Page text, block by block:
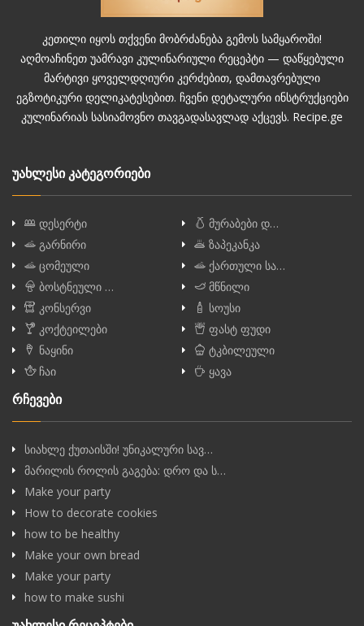
კეთილი იყოს თქვენი მობრძანება გემოს სამყაროში!
აღმოაჩინეთ უამრავი კულინარიული რეცეპტი — დაწყებული
მარტივი ყოველდღიური კერძებით, დამთავრებული
ეგზოტიკური დელიკატესებით. ჩვენი დეტალური ინსტრუქციები
კულინარიას სასიამოვნო თავგადასავლად აქცევს. Recipe.ge
უახლესი კატეგორიები
დესერტი
მურაბები დ…
გარნირი
ზაპეკანკა
ცომეული
ქართული სა…
ბოსტნეული …
მწნილი
კონსერვი
სოუსი
კოქტეილები
ფასტ ფუდი
ნაყინი
ტკბილეული
ჩაი
ყავა
რჩევები
სიახლე ქუთაისში! უნიკალური სავ…
მარილის როლის გაგება: დრო და ს…
Make your party
How to decorate cookies
how to be healthy
Make your own bread
Make your party
how to make sushi